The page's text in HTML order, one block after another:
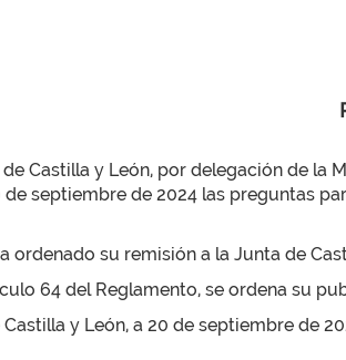
Castilla y León, por delegación de la
septiembre de 2024 las preguntas
ordenado su remisión a la Junta de
64 del Reglamento, se ordena su
y León, a 20 de septiembre de